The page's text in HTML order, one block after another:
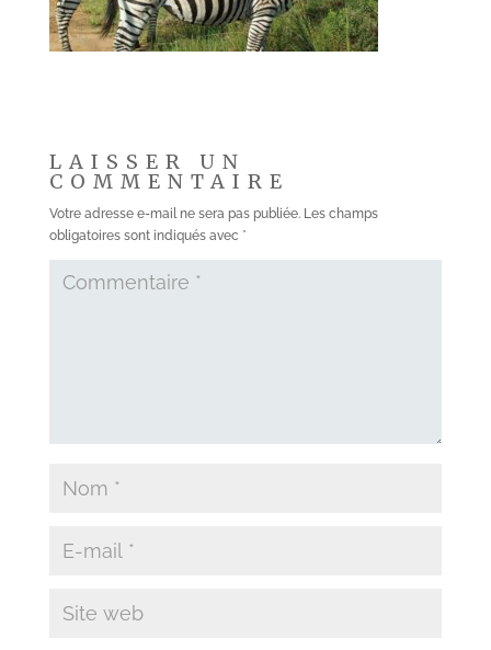
LAISSER UN
COMMENTAIRE
Votre adresse e-mail ne sera pas publiée. Les champs
obligatoires sont indiqués avec *